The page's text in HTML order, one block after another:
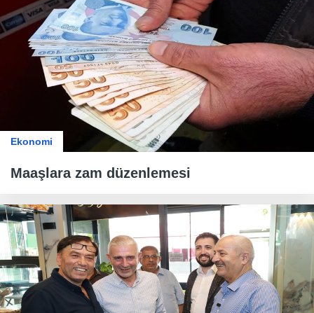
Ekonomi
Maaşlara zam düzenlemesi